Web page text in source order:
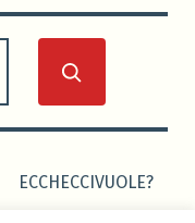
ECCHECCIVUOLE?